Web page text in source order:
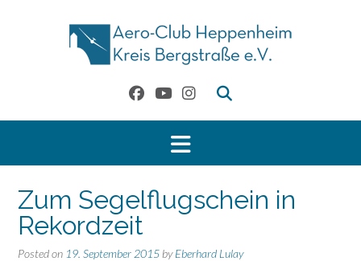
Zum Segelflugschein in
Rekordzeit
Posted on 19. September 2015 byEberhard Lulay